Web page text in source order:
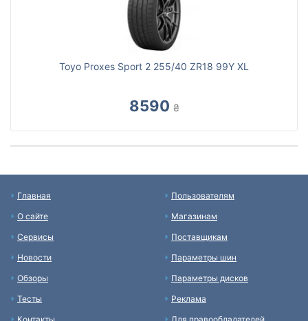
Toyo Proxes Sport 2 255/40 ZR18 99Y XL
8590 ₴
Главная
О сайте
Сервисы
Новости
Обзоры
Тесты
Пользователям
Магазинам
Поставщикам
Параметры шин
Параметры дисков
Реклама